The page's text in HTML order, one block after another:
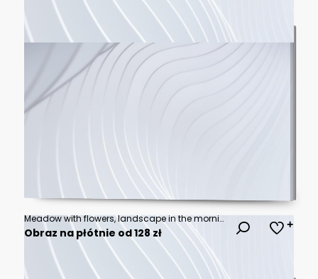
Meadow with flowers, landscape in the morning, oil paintings landscape, fine art
Obraz na płótnie od 128 zł